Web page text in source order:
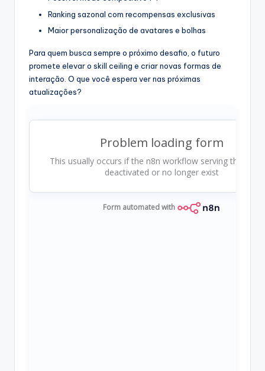
Ranking sazonal com recompensas exclusivas
Maior personalização de avatares e bolhas
Para quem busca sempre o próximo desafio, o futuro
promete elevar o skill ceiling e criar novas formas de
interação. O que você espera ver nas próximas
atualizações?